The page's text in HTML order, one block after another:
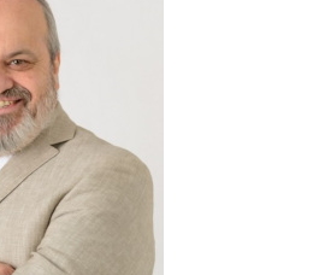
correo electrónico y web en
la próxima vez que
por
Política de